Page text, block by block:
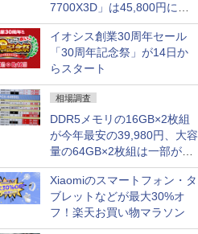
7700X3D」は45,800円に急
落し「Ryzen 7 7800X3D」
との価格逆転解消 [8月前半の
CPU価格]
イオシス創業30周年セール
「30周年記念祭」が14日か
らスタート
相場調査
DDR5メモリの16GB×2枚組
が今年最安の39,980円、大容
量の64GB×2枚組は一部が続
騰 [8月前半のメモリ価格]
Xiaomiのスマートフォン・タ
ブレットなどが最大30%オ
フ！楽天お買い物マラソン